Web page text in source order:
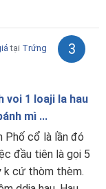
tại Trứng
3
voi 1 loaji la hau
mì ...
Phố cổ là lần đó
đầu tiên là gọi 5
k cứ thòm thèm.